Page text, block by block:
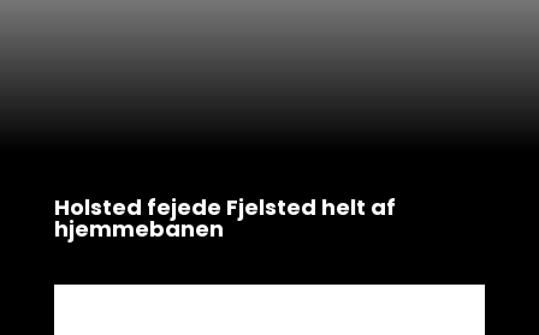
Holsted fejede Fjelsted helt af
hjemmebanen